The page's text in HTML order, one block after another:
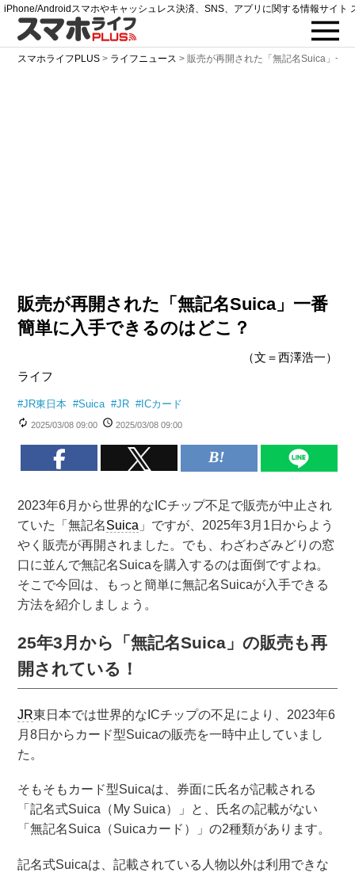
iPhone/Androidスマホやキャッシュレス決済、SNS、アプリに関する情報サイト
スマホライフPLUS > ライフニュース >販売が再開された「無記名Suica」一
販売が再開された「無記名Suica」一番
簡単に入手できるのはどこ？
（文＝西澤浩一）
ライフ
#JR東日本 #Suica #JR #ICカード
2025/03/08 09:00 2025/03/08 09:00
2023年6月から世界的なICチップ不足で販売が中止され
ていた「無記名Suica 」ですが、2025年3月1日からよう
やく販売が再開されました。でも、わざわざみどりの窓
口に並んで無記名Suicaを購入するのは面倒ですよね。
そこで今回は、もっと簡単に無記名Suicaが入手できる
方法を紹介しましょう。
25年3月から「無記名Suica」の販売も再
開されている！
JR東日本では世界的なICチップの不足により、2023年6
月8日からカード型Suicaの販売を一時中止していまし
た。
そもそもカード型Suicaは、券面に氏名が記載される
「記名式Suica（My Suica）」と、氏名の記載がない
「無記名Suica（Suicaカード）」の2種類があります。
記名式Suicaは、記載されている人物以外は利用できな